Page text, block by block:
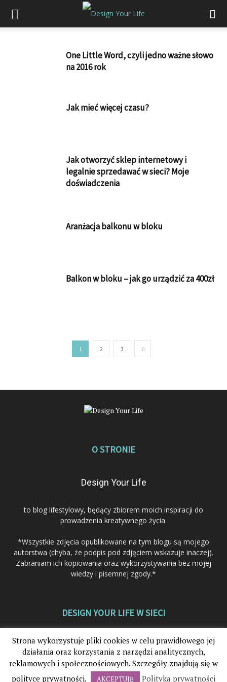
One Little Word, czyli jedno ważne słowo
na 2016 rok
Jak mieć więcej czasu?
Jak otworzyć sklep internetowy i
legalnie sprzedawać w sieci? Moje
doświadczenia
Aranżacja balkonu w bloku
Balkon w bloku – jak go urządzić za 400zł
1 2 3
O STRONIE
Design Your Life
to blog lifestylowy, będący zbiorem moich inspiracji do
prowadzenia kreatywnego życia.
*Wszystkie zdjęcia opublikowane na tym blogu są mojego
autorstwa (chyba, że podpis pod zdjęciem wskazuje inaczej).
Zabraniam ich kopiowania oraz wykorzystywania bez mojej
wiedzy i pisemnej zgody.*
DESIGN YOUR LIFE W SIECI
Strona wykorzystuje pliki cookies w celu prawidłowego jej
działania oraz korzystania z narzędzi analitycznych,
reklamowych i społecznościowych. Szczegóły znajdują się w
polityce prywatności.
AKCEPTUJĘ Polityka prywatności